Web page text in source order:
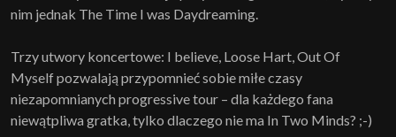
nim jednak The Time I was Daydreaming.
Trzy utwory koncertowe: I believe, Loose Hart, Out Of
Myself pozwalają przypomnieć sobie miłe czasy
niezapomnianych progressive tour – dla każdego fana
niewątpliwa gratka, tylko dlaczego nie ma In Two Minds? ;-)